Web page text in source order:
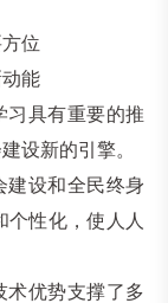
位
能
习具有重要的推
设新的引擎。
建设和全民终身
性化，使人人
术优势支撑了多